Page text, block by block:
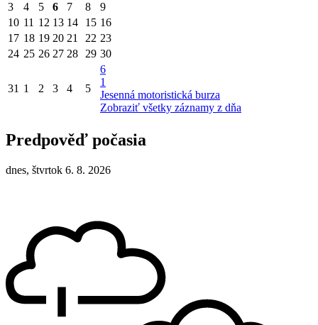
3
4 5 6 7 8
9
10 11 12 13 14 15 16
17 18 19 20 21 22 23
24 25 26 27 28 29 30
31 1 2 3 4 5
6
1
Jesenná motoristická burza
Zobraziť všetky záznamy z dňa
Predpověď počasia
dnes, štvrtok 6. 8. 2026